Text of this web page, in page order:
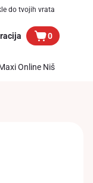
do tvojih vrata
0
Online Niš